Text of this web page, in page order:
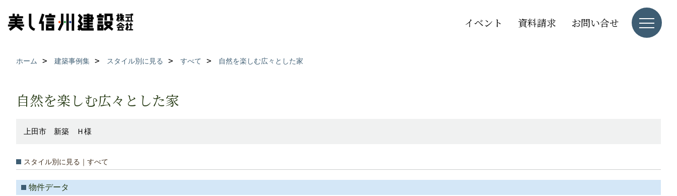
イベント 資料請求 お問い合せ
ホーム 建築事例集 スタイル別に見る すべて 自然を楽しむ広々とした家
自然を楽しむ広々とした家
上田市 新築 Ｈ様
スタイル別に見る｜すべて
物件データ